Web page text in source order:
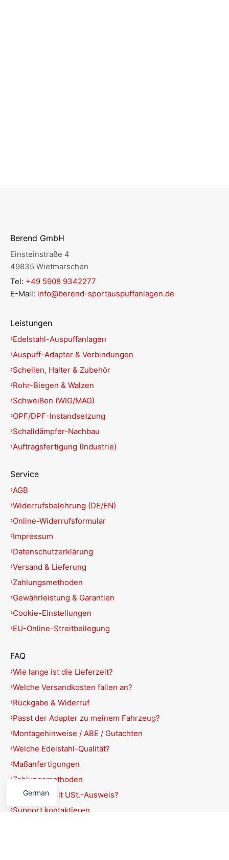
Berend GmbH
Einsteinstraße 4
49835 Wietmarschen
Tel: +49 5908 9342277
E-Mail: info@berend-sportauspuffanlagen.de
Leistungen
Edelstahl-Auspuffanlagen
Auspuff-Adapter & Verbindungen
Schellen, Halter & Zubehör
Rohr-Biegen & Walzen
Schweißen (WIG/MAG)
OPF/DPF-Instandsetzung
Schalldämpfer-Nachbau
Auftragsfertigung (Industrie)
Service
AGB
Widerrufsbelehrung (DE/EN)
Online-Widerrufsformular
Impressum
Datenschutzerklärung
Versand & Lieferung
Zahlungsmethoden
Gewährleistung & Garantien
Cookie-Einstellungen
EU-Online-Streitbeilegung
FAQ
Wie lange ist die Lieferzeit?
Welche Versandkosten fallen an?
Rückgabe & Widerruf
Passt der Adapter zu meinem Fahrzeug?
Montagehinweise / ABE / Gutachten
Welche Edelstahl-Qualität?
Maßanfertigungen
Zahlungsmethoden
Rechnung mit USt.-Ausweis?
Support kontaktieren
German
English